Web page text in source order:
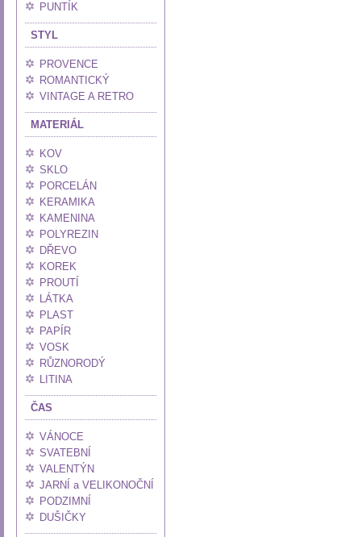
PUNTÍK
STYL
PROVENCE
ROMANTICKÝ
VINTAGE A RETRO
MATERIÁL
KOV
SKLO
PORCELÁN
KERAMIKA
KAMENINA
POLYREZIN
DŘEVO
KOREK
PROUTÍ
LÁTKA
PLAST
PAPÍR
VOSK
RŮZNORODÝ
LITINA
ČAS
VÁNOCE
SVATEBNÍ
VALENTÝN
JARNÍ a VELIKONOČNÍ
PODZIMNÍ
DUŠIČKY